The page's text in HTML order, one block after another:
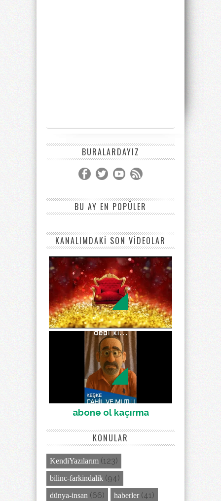
BURALARDAYIZ
BU AY EN POPÜLER
KANALIMDAKİ SON VİDEOLAR
abone ol kaçırma
KONULAR
KendiYazılarım (123)
bilinc-farkindalik (94)
dünya-insan (66) haberler (41)